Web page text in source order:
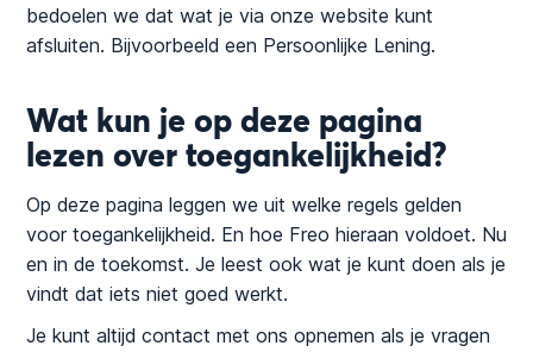
bedoelen we dat wat je via onze website kunt
afsluiten. Bijvoorbeeld een Persoonlijke Lening.
Wat kun je op deze pagina
lezen over toegankelijkheid?
Op deze pagina leggen we uit welke regels gelden
voor toegankelijkheid. En hoe Freo hieraan voldoet. Nu
en in de toekomst. Je leest ook wat je kunt doen als je
vindt dat iets niet goed werkt.
Je kunt altijd contact met ons opnemen als je vragen